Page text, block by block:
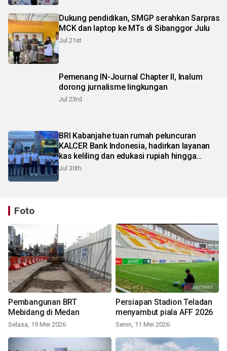
Dukung pendidikan, SMGP serahkan Sarpras
MCK dan laptop ke MTs di Sibanggor Julu
Jul 21st
Pemenang IN-Journal Chapter II, Inalum
dorong jurnalisme lingkungan
Jul 23rd
BRI Kabanjahe tuan rumah peluncuran
KALCER Bank Indonesia, hadirkan layanan
kas keliling dan edukasi rupiah hingga
pelosok Karo
Jul 30th
Foto
Pembangunan BRT
Mebidang di Medan
Selasa, 19 Mei 2026
Persiapan Stadion Teladan
menyambut piala AFF 2026
Senin, 11 Mei 2026